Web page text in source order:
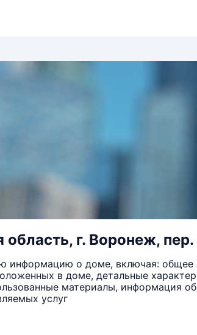
г. Воронеж,
информацию о доме, включая: общее
в доме, детальные
материалы, информация
услуг